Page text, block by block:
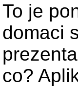
To je
domaci
co?